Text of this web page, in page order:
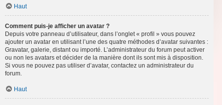
Haut
Comment puis-je afficher un avatar ?
Depuis votre panneau d’utilisateur, dans l’onglet « profil » vous pouvez
ajouter un avatar en utilisant l’une des quatre méthodes d’avatar suivantes :
Gravatar, galerie, distant ou importé. L’administrateur du forum peut activer
ou non les avatars et décider de la manière dont ils sont mis à disposition.
Si vous ne pouvez pas utiliser d’avatar, contactez un administrateur du
forum.
Haut